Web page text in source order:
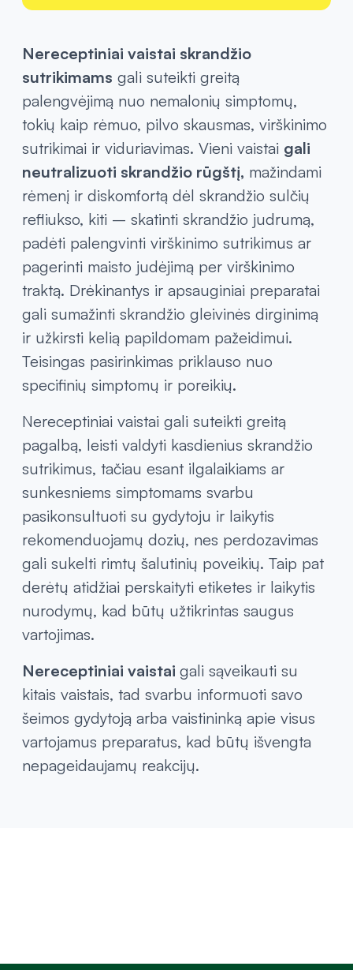
Nereceptiniai vaistai skrandžio
sutrikimams gali suteikti greitą
palengvėjimą nuo nemalonių simptomų,
tokių kaip rėmuo, pilvo skausmas, virškinimo
sutrikimai ir viduriavimas. Vieni vaistai gali
neutralizuoti skrandžio rūgštį, mažindami
rėmenį ir diskomfortą dėl skrandžio sulčių
refliukso, kiti – skatinti skrandžio judrumą,
padėti palengvinti virškinimo sutrikimus ar
pagerinti maisto judėjimą per virškinimo
traktą. Drėkinantys ir apsauginiai preparatai
gali sumažinti skrandžio gleivinės dirginimą
ir užkirsti kelią papildomam pažeidimui.
Teisingas pasirinkimas priklauso nuo
specifinių simptomų ir poreikių.
Nereceptiniai vaistai gali suteikti greitą
pagalbą, leisti valdyti kasdienius skrandžio
sutrikimus, tačiau esant ilgalaikiams ar
sunkesniems simptomams svarbu
pasikonsultuoti su gydytoju ir laikytis
rekomenduojamų dozių, nes perdozavimas
gali sukelti rimtų šalutinių poveikių. Taip pat
derėtų atidžiai perskaityti etiketes ir laikytis
nurodymų, kad būtų užtikrintas saugus
vartojimas.
Nereceptiniai vaistai gali sąveikauti su
kitais vaistais, tad svarbu informuoti savo
šeimos gydytoją arba vaistininką apie visus
vartojamus preparatus, kad būtų išvengta
nepageidaujamų reakcijų.